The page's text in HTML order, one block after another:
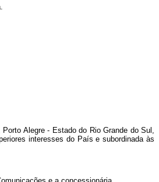
Alegre - Estado do Rio Grande do Sul,
interesses do País e subordinada às